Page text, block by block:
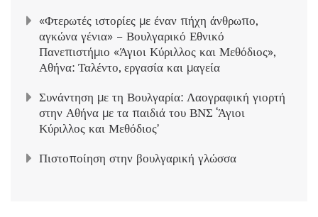
«Φτερωτές ιστορίες με έναν πήχη άνθρωπο,
αγκώνα γένια» – Βουλγαρικό Εθνικό
Πανεπιστήμιο «Άγιοι Κύριλλος και Μεθόδιος»,
Αθήνα: Ταλέντο, εργασία και μαγεία
Συνάντηση με τη Βουλγαρία: Λαογραφική γιορτή
στην Αθήνα με τα παιδιά του ΒΝΣ ‘Άγιοι
Κύριλλος και Μεθόδιος’
Πιστοποίηση στην βουλγαρική γλώσσα